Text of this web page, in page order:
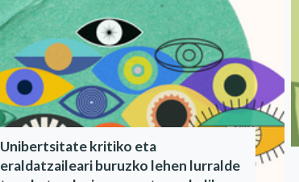
Unibertsitate kritiko eta
eraldatzaileari buruzko lehen lurralde